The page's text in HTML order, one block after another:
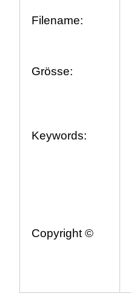
Filename:
Grösse:
Keywords:
Copyright ©